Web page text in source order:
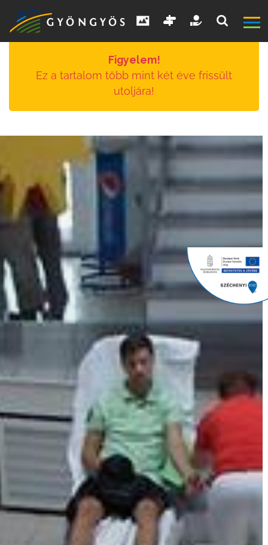
VÁROS
KIEMELT
LÁTVÁNYOSSÁGOK
GYÖNGYÖS
VÁROS
ÉRTÉKTÁRA
VÁROSUNKRÓL
LAKOSSÁGI
INFORMÁCIÓK
HASZNOS
Figyelem!
Ez a tartalom több mint két éve frissült
utoljára!